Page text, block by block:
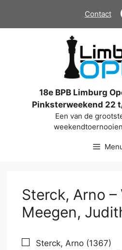
de
Contact
18e BPB Limburg
Pinksterweekend 22
Een van de
Sterck, Arno –
Meegen,
Sterck, Arno (1367)